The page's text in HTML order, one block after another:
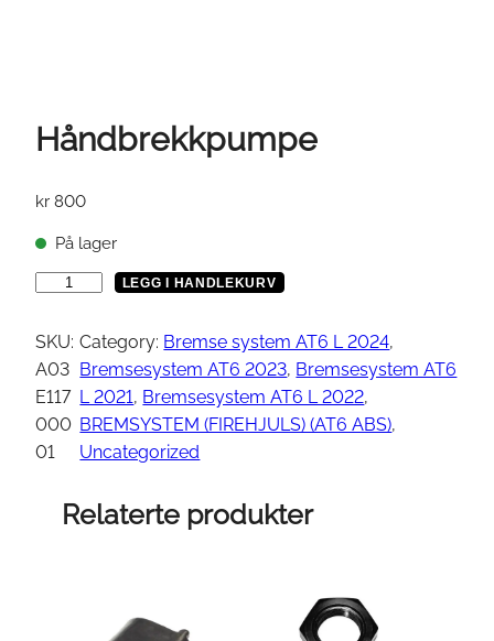
Håndbrekkpumpe
kr 800
På lager
n
d
b
r
e
LEGG I HANDLEKURV
SKU:
A03
E117
000
01
Category: Bremse system AT6 L 2024
Bremsesystem AT6 2023, Bremsesystem AT6
L 2021, Bremsesystem AT6 L 2022
BREMSYSTEM (FIREHJULS) (AT6 ABS)
Uncategorized
Relaterte produkter